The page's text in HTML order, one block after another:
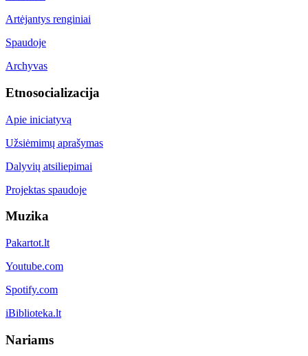
Artėjantys renginiai
Spaudoje
Archyvas
Etnosocializacija
Apie iniciatyvą
Užsiėmimų aprašymas
Dalyvių atsiliepimai
Projektas spaudoje
Muzika
Pakartot.lt
Youtube.com
Spotify.com
iBiblioteka.lt
Nariams